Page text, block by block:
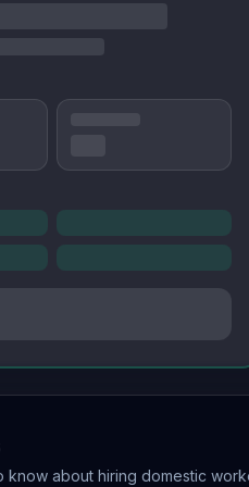
know about hiring domestic